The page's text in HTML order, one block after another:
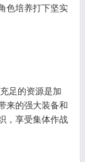
色培养打下坚实
足的资源是加
来的强大装备和
，享受集体作战